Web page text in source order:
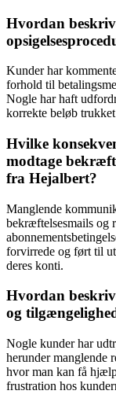
Hvordan
Kunder har
forhold til
Nogle har haft
korrekte beløb
Hvilke
modtage
fra Hejalbert?
Manglende
bekræftelsesmails og
forvirrede og ført til
deres konti.
Hvordan
og
Nogle kunder har
herunder manglende
hvor man kan få
frustration hos